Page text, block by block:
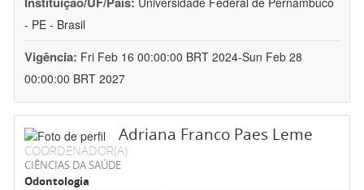
- PE - Brasil
Vigência: Fri Feb 16 00:00:00 BRT 2024-Sun Feb 28
00:00:00 BRT 2027
Adriana Franco Paes Leme
COORDENADOR(A)
CIÊNCIAS DA SAÚDE
Odontologia